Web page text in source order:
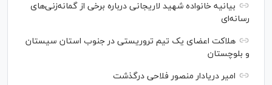
بیانیه خانواده شهید لاریجانی درباره برخی از گمانه‌زنی‌های
رسانه‌ای
هلاکت اعضای یک تیم تروریستی در جنوب استان سیستان
و بلوچستان
امیر دریادار منصور فلاحی درگذشت